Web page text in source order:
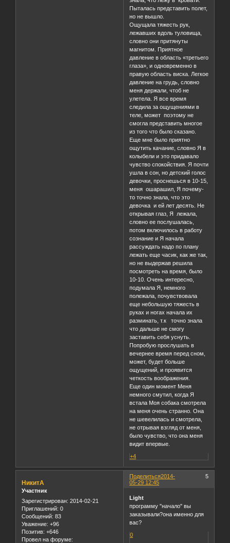
Пыталась представить полет,
но не вышло.
Ощущала тяжесть рук,
лежавших вдоль туловища,
словно они притянуты
магнитом. Приятное
давление в область «третьего
глаза», и одновременно в
правую область виска. Легкое
давление на грудь, словно
меня держали, чтоб не
улетела. Я все время
следила за ощущениями в
теле, может поэтому не
смогла представить многое
из того что было сказано.
Еще мне было приятно
ощутить качание, словно Я в
колыбели и это придавало
чувство спокойствия. Я почти
ушла в сон, но детский голос
девочки, проснешься в 10-15,
меня ошарашил, Я почему-
то точно знала, что это
девочка и ей лет десять. Не
открывая глаз, Я лежала,
словно ее послушалась,
потом включилось в работу
сознание и Я начала
рассуждать надо по плану
лежать еще часик, как же так,
но не выдержав решила
посмотреть на время, было
10-10. Очень интересно,
подумала Я, немного
полежала, почувствовала
еще небольшую тяжесть в
руках и ногах начала их
разминать, т.к точно знала
что дальше не смогу
заставить себя уснуть.
Попробую прослушать в
вечернее время перед сном,
может, будет больше
ощущений, и проявится
четкость воображения.
Еще один момент Меня
немного смутил, когда Я
встала Моя собака смотрела
на меня очень странно. Она
не шевелилась и смотрела,
не отрывая взгляд от меня,
было чувство, что она меня
видит впервые.
+4
Поделиться 5
2014-
05-29 12:45
НикитА
Участник
Зарегистрирован: 2014-02-21
Приглашений: 0
Сообщений: 83
Уважение: +96
Позитив: +646
Провел на форуме:
Light
программу "начало" вы
заказывали?она именно для
вас?
0